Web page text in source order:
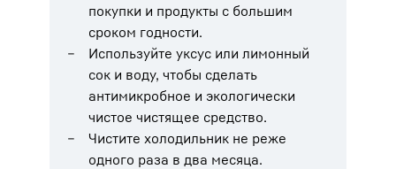
покупки и продукты с большим
сроком годности.
Используйте уксус или лимонный
сок и воду, чтобы сделать
антимикробное и экологически
чистое чистящее средство.
Чистите холодильник не реже
одного раза в два месяца.